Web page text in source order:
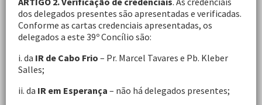
dos delegados presentes são apresentadas e verificadas.
Conforme as cartas credenciais apresentadas, os
delegados a este 39º Concílio são:
i. da IR de Cabo Frio – Pr. Marcel Tavares e Pb. Kleber
Salles;
ii. da IR em Esperança – não há delegados presentes;